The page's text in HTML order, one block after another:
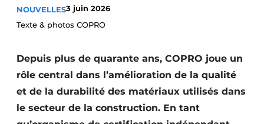
Vidéos
NOUVELLES3 juin 2026
Texte & photos COPRO
Depuis plus de quarante ans, COPRO joue un
rôle central dans l’amélioration de la qualité
et de la durabilité des matériaux utilisés dans
le secteur de la construction. En tant